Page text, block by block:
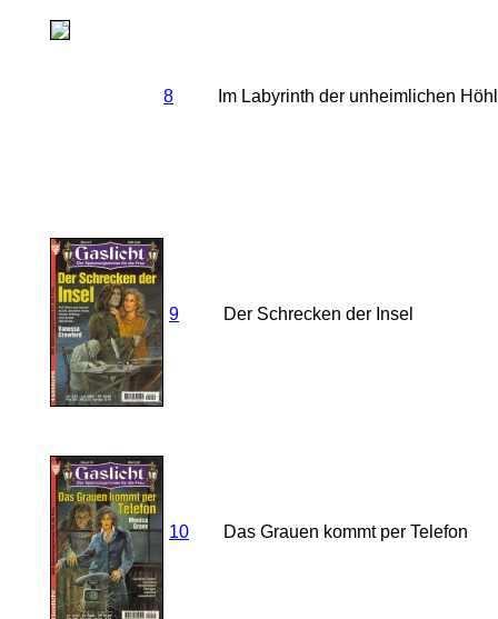
8 Im Labyrinth der unheimlichen
9 Der Schrecken der Insel
10 Das Grauen kommt per Telefon